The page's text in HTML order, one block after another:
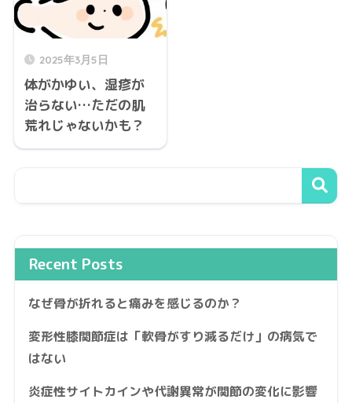
2025年3月5日
体がかゆい、湿疹が
治らない…ただの肌
荒れじゃないかも？
Recent Posts
なぜ骨が折れると痛みを感じるのか？
変形性膝関節症は「軟骨がすり減るだけ」の病気で
はない
炎症性サイトカインや代謝異常が関節の変化に影響